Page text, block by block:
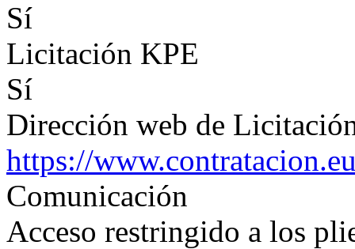
Sí
Licitación KPE
Sí
Dirección web de
https://
Comunicación
Acceso restringido a los